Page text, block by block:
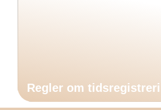
Regler om